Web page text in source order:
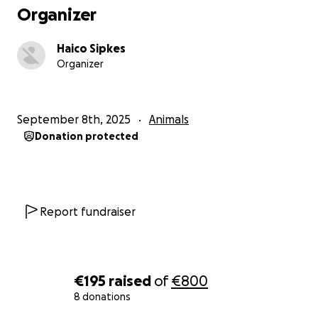
€195 raised of€800
8 donations
door het beentje heeeel misschien geamputeerd
moet worden..
Ben jij nou een dieren vriend? Help onze bo aub mee
Organizer
Haico Sipkes
Organizer
September 8th, 2025 Animals
Donation protected
Report fundraiser